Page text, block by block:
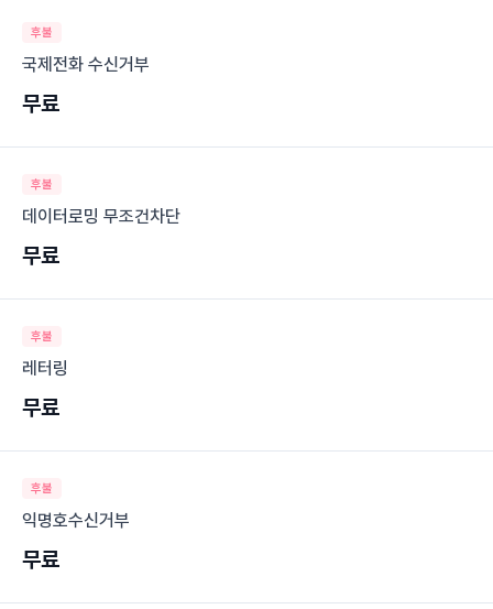
후불
국제전화 수신거부
무료
후불
데이터로밍 무조건차단
무료
후불
레터링
무료
후불
익명호수신거부
무료